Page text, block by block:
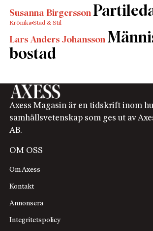
Susanna Birgersson
Krönika Stad & Stil
Lars Anders Johansson
bostad
Axess Magasin är en tidskrift inom
samhällsvetenskap som ges ut av
AB.
OM OSS
Om Axess
Kontakt
Annonsera
Integritetspolicy